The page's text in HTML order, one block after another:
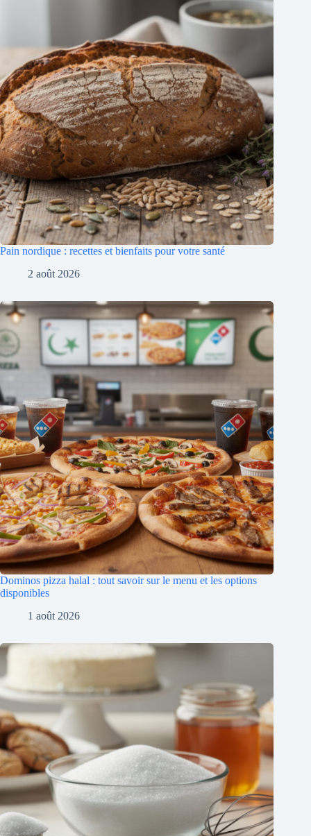
Pain nordique : recettes et bienfaits pour votre santé
2 août 2026
Dominos pizza halal : tout savoir sur le menu et les options
disponibles
1 août 2026